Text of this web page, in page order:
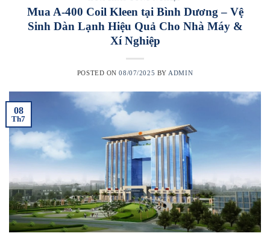
Mua A-400 Coil Kleen tại Bình Dương – Vệ
Sinh Dàn Lạnh Hiệu Quả Cho Nhà Máy &
Xí Nghiệp
POSTED ON08/07/2025 BY ADMIN
08
Th7